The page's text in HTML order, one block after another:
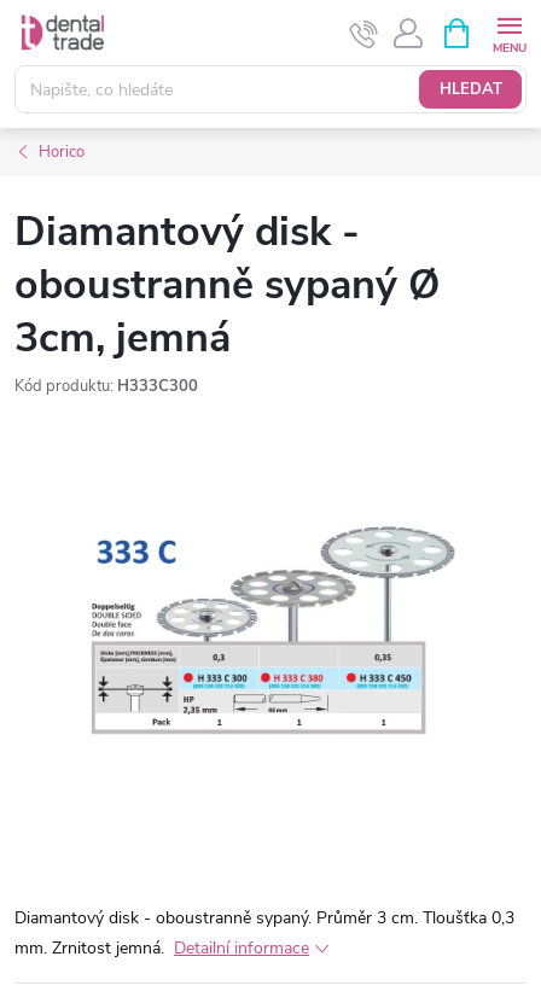
Přejít
obsah
HLEDAT
NÁKUPNÍ
KOŠÍK
Horico
Diamantový disk -
oboustranně sypaný Ø
3cm, jemná
Kód produktu: H333C300
Diamantový disk - oboustranně sypaný. Průměr 3 cm. Tloušťka 0,3
mm. Zrnitost jemná. Detailní informace